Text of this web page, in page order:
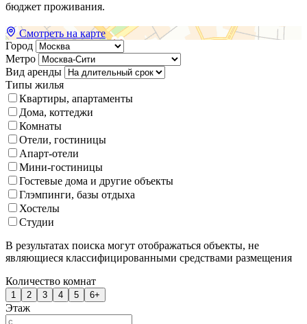
бюджет проживания.
Смотреть на карте
Город
Метро
Вид аренды
Типы жилья
Квартиры, апартаменты
Дома, коттеджи
Комнаты
Отели, гостиницы
Апарт-отели
Мини-гостиницы
Гостевые дома и другие объекты
Глэмпинги, базы отдыха
Хостелы
Студии
В результатах поиска могут отображаться объекты, не
являющиеся классифицированными средствами размещения
Количество комнат
1 2 3 4 5 6+
Этаж